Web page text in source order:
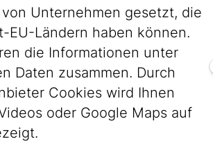
Helmut Zilk
Museumsstandort, die
Wien und der
des historischen
Bürgermeisters
Unternehmen gesetzt, die
EU-Ländern haben können.
die Informationen unter
Daten zusammen. Durch
Cookies wird Ihnen
oder Google Maps auf